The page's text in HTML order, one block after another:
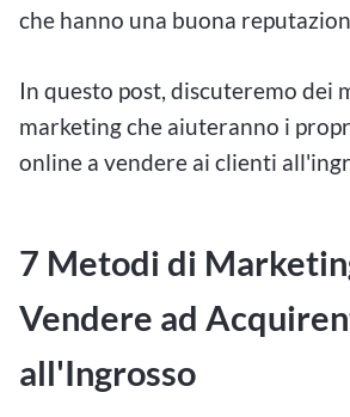
che hanno una buona
In questo post, discuteremo dei
marketing che aiuteranno i
online a vendere ai clienti
7 Metodi di
Vendere ad
all'Ingrosso